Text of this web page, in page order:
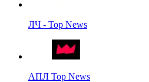
ЛЧ - Top News
АПЛ Top News